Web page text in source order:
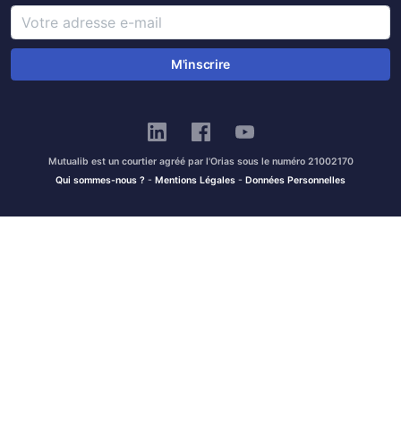
M'inscrire
Mutualib est un courtier agréé par l'Orias sous le numéro 21002170
Qui sommes-nous ? - Mentions Légales - Données Personnelles